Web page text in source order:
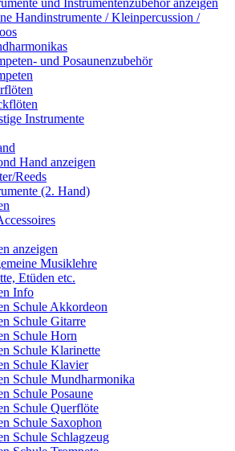
und Instrumentenzubehör anzeigen
Handinstrumente / Kleinpercussion /
und Posaunenzubehör
Instrumente
Hand anzeigen
Reeds
(2. Hand)
anzeigen
Musiklehre
Etüden etc.
Info
Schule Akkordeon
Schule Gitarre
Schule Horn
Schule Klarinette
Schule Klavier
Schule Mundharmonika
Schule Posaune
Schule Querflöte
Schule Saxophon
Schule Schlagzeug